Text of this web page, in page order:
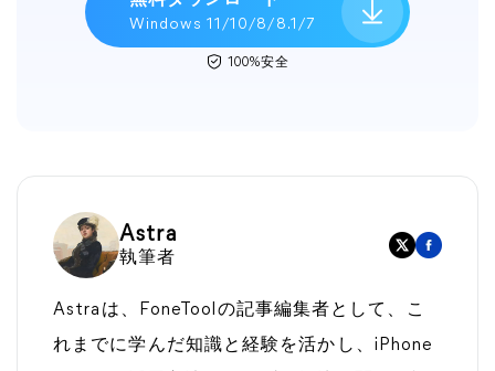
Windows 11/10/8/8.1/7
100%安全
Astra
執筆者
Astraは、FoneToolの記事編集者として、こ
れまでに学んだ知識と経験を活かし、iPhone